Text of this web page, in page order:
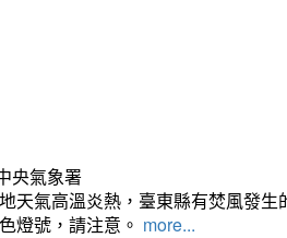
央氣象署
天氣高溫炎熱，臺東縣有焚風發
燈號，請注意。 more...